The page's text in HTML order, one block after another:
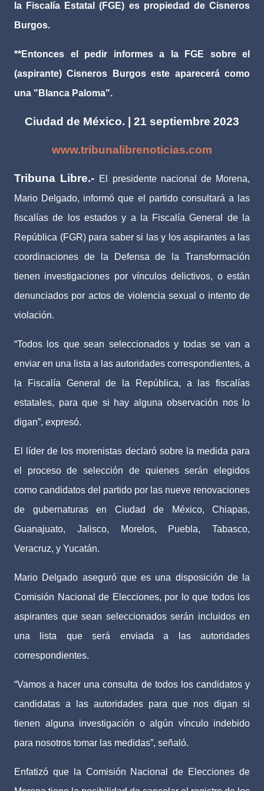
la Fiscalía Estatal (FGE) es propiedad de Cisneros
Burgos.
**Entonces el pedir informes a la FGE sobre el
(aspirante) Cisneros Burgos este aparecerá como
una "Blanca Paloma".
Ciudad de México. | 21 septiembre 2023
www.tribunalibrenoticias.com
Tribuna Libre.- El presidente nacional de Morena,
Mario Delgado, informó que el partido consultará a las
fiscalías de los estados y a la Fiscalía General de la
República (FGR) para saber si las y los aspirantes a las
coordinaciones de la Defensa de la Transformación
tienen investigaciones por vínculos delictivos, o están
denunciados por actos de violencia sexual o intento de
violación.
“Todos los que sean seleccionados y todas se van a
enviar en una lista a las autoridades correspondientes, a
la Fiscalía General de la República, a las fiscalías
estatales, para que si hay alguna observación nos lo
digan”, expresó.
El líder de los morenistas declaró sobre la medida para
el proceso de selección de quienes serán elegidos
como candidatos del partido por las nueve renovaciones
de gubernaturas en Ciudad de México, Chiapas,
Guanajuato, Jalisco, Morelos, Puebla, Tabasco,
Veracruz, y Yucatán.
Mario Delgado aseguró que es una disposición de la
Comisión Nacional de Elecciones, por lo que todos los
aspirantes que sean seleccionados serán incluidos en
una lista que será enviada a las autoridades
correspondientes.
“Vamos a hacer una consulta de todos los candidatos y
candidatas a las autoridades para que nos digan si
tienen alguna investigación o algún vínculo indebido
para nosotros tomar las medidas”, señaló.
Enfatizó que la Comisión Nacional de Elecciones de